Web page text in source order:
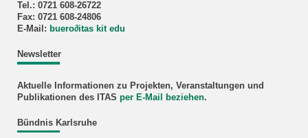
Tel.: 0721 608-26722
Fax: 0721 608-24806
E-Mail: buero∂itas kit edu
Newsletter
Aktuelle Informationen zu Projekten, Veranstaltungen und
Publikationen des ITAS per E-Mail beziehen.
Bündnis Karlsruhe